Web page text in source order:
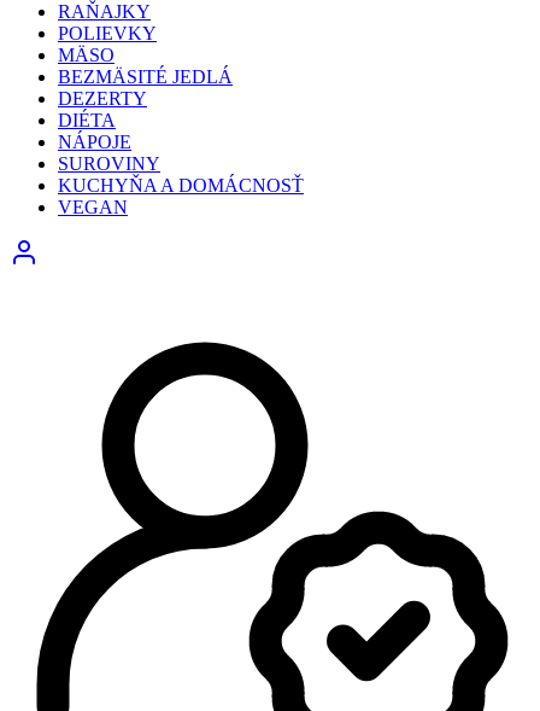
RAŇAJKY
POLIEVKY
MÄSO
BEZMÄSITÉ JEDLÁ
DEZERTY
DIÉTA
NÁPOJE
SUROVINY
KUCHYŇA A DOMÁCNOSŤ
VEGAN